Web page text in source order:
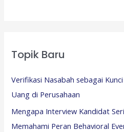
Topik Baru
Verifikasi Nasabah sebagai
Uang di Perusahaan
Mengapa Interview Kandidat
Memahami Peran Behavioral